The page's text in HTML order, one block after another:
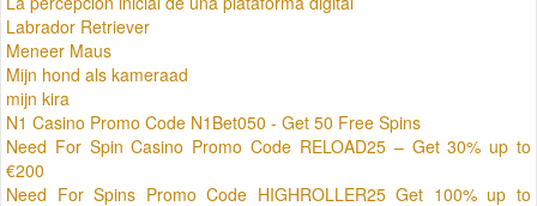
Labrador Retriever
Meneer Maus
Mijn hond als kameraad
mijn kira
N1 Casino Promo Code N1Bet050 - Get 50 Free Spins
Need For Spin Casino Promo Code RELOAD25 – Get 30% up to
€200
Need For Spins Promo Code HIGHROLLER25 Get 100% up to